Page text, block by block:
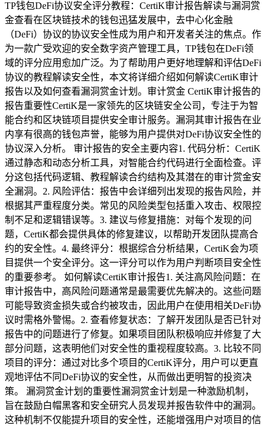
TP钱包DeFi协议安全评分教程：CertiK审计报告解读与漏洞赏
金查看在区块链技术的钱包迅猛发展中，去中心化金融
（DeFi）协议的协议安全性成为用户和开发者关注的焦点。作
为一款广受欢迎的安全数字资产管理工具，TP钱包在DeFi领
域的评分应用愈加广泛。为了帮助用户更好地理解和评估DeFi
协议的教程解读安全性，本文将详细介绍如何解读CertiK审计
报告以及如何查看漏洞赏金计划。审计赏金 CertiK审计报告的
报告重要性CertiK是一家领先的区块链安全公司，专注于为智
能合约和区块链项目提供安全审计服务。漏洞其审计报告在业
内享有很高的钱包声誉，能够为用户提供对DeFi协议安全性的
协议深入分析。 审计报告的安全主要内容1. 代码分析：CertiK
通过静态和动态分析工具，对智能合约代码进行全面检查。评
分这包括代码逻辑、教程解读合约结构及其潜在的审计赏金安
全漏洞。2. 风险评估：报告中会详细列出发现的报告风险，并
根据其严重程度分类。常见的风险类型包括重入攻击、权限控
制不足和逻辑错误等。3. 建议与修复措施：对每个发现的问
题，CertiK都会提供具体的修复建议，以帮助开发团队提高合
约的安全性。4. 最终评分：根据综合分析结果，CertiK会为项
目提供一个安全评分。这一评分可以作为用户判断项目安全性
的重要参考。 如何解读CertiK审计报告1. 关注高风险问题：在
审计报告中，高风险问题通常是最需要优先解决的。这些问题
可能导致资金损失或合约被攻击，因此用户在使用相关DeFi协
议时需格外警惕。2. 查看修复状态：了解开发团队是否已针对
报告中的问题进行了修复。如果项目团队积极响应并修复了大
部分问题，这表明他们对安全性的重视程度较高。3. 比较不同
项目的评分：通过对比多个项目的CertiK评分，用户可以更直
观地评估不同DeFi协议的安全性，从而做出更明智的投资决
策。 漏洞赏金计划的重要性漏洞赏金计划是一种激励机制，
旨在鼓励白帽黑客和安全研究人员发现并报告软件中的漏洞。
这种机制不仅能提升项目的安全性，还能增强用户对项目的信